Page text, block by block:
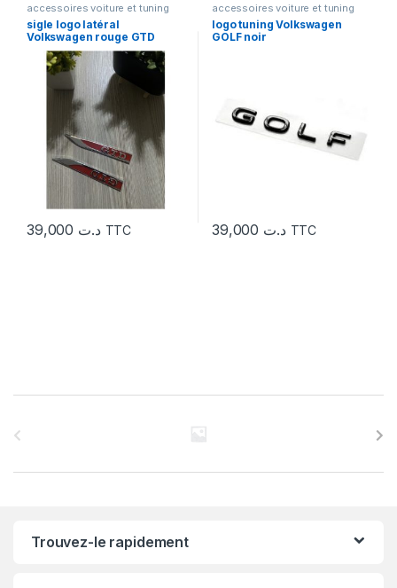
accessoires voiture et tuning
sigle logo latéral
Volkswagen rouge GTD
د.ت TTC
accessoires voiture et tuning
logo tuning Volkswagen
GOLF noir
د.ت TTC
Trouvez-le rapidement